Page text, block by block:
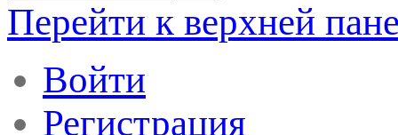
Перейти к верхней
Войти
Регистрация